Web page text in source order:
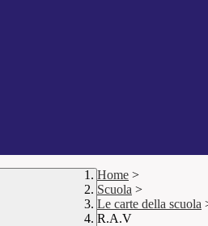
Home >
Scuola >
Le carte della scuola
R.A.V